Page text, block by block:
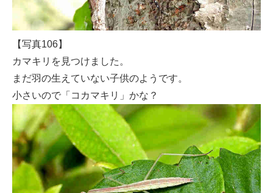
【写真106】
カマキリを見つけました。
まだ羽の生えていない子供のようです。
小さいので「コカマキリ」かな？